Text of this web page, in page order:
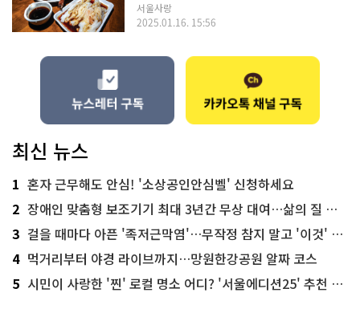
서울사랑
2025.01.16. 15:56
최신 뉴스
1 혼자 근무해도 안심! '소상공인안심벨' 신청하세요
2 장애인 맞춤형 보조기기 최대 3년간 무상 대여…삶의 질 높인다
3 걸을 때마다 아픈 '족저근막염'…무작정 참지 말고 '이것' 해보세요!
4 먹거리부터 야경 라이브까지…망원한강공원 알짜 코스
5 시민이 사랑한 '찐' 로컬 명소 어디? '서울에디션25' 추천 코스